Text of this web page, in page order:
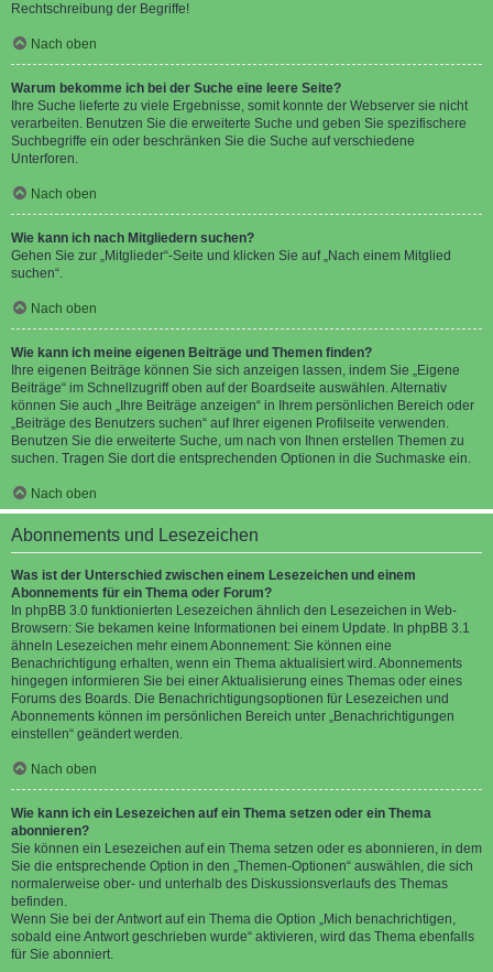
Rechtschreibung der Begriffe!
Nach oben
Warum bekomme ich bei der Suche eine leere Seite?
Ihre Suche lieferte zu viele Ergebnisse, somit konnte der Webserver sie nicht
verarbeiten. Benutzen Sie die erweiterte Suche und geben Sie spezifischere
Suchbegriffe ein oder beschränken Sie die Suche auf verschiedene
Unterforen.
Nach oben
Wie kann ich nach Mitgliedern suchen?
Gehen Sie zur „Mitglieder“-Seite und klicken Sie auf „Nach einem Mitglied
suchen“.
Nach oben
Wie kann ich meine eigenen Beiträge und Themen finden?
Ihre eigenen Beiträge können Sie sich anzeigen lassen, indem Sie „Eigene
Beiträge“ im Schnellzugriff oben auf der Boardseite auswählen. Alternativ
können Sie auch „Ihre Beiträge anzeigen“ in Ihrem persönlichen Bereich oder
„Beiträge des Benutzers suchen“ auf Ihrer eigenen Profilseite verwenden.
Benutzen Sie die erweiterte Suche, um nach von Ihnen erstellen Themen zu
suchen. Tragen Sie dort die entsprechenden Optionen in die Suchmaske ein.
Nach oben
Abonnements und Lesezeichen
Was ist der Unterschied zwischen einem Lesezeichen und einem
Abonnements für ein Thema oder Forum?
In phpBB 3.0 funktionierten Lesezeichen ähnlich den Lesezeichen in Web-
Browsern: Sie bekamen keine Informationen bei einem Update. In phpBB 3.1
ähneln Lesezeichen mehr einem Abonnement: Sie können eine
Benachrichtigung erhalten, wenn ein Thema aktualisiert wird. Abonnements
hingegen informieren Sie bei einer Aktualisierung eines Themas oder eines
Forums des Boards. Die Benachrichtigungsoptionen für Lesezeichen und
Abonnements können im persönlichen Bereich unter „Benachrichtigungen
einstellen“ geändert werden.
Nach oben
Wie kann ich ein Lesezeichen auf ein Thema setzen oder ein Thema
abonnieren?
Sie können ein Lesezeichen auf ein Thema setzen oder es abonnieren, in dem
Sie die entsprechende Option in den „Themen-Optionen“ auswählen, die sich
normalerweise ober- und unterhalb des Diskussionsverlaufs des Themas
befinden.
Wenn Sie bei der Antwort auf ein Thema die Option „Mich benachrichtigen,
sobald eine Antwort geschrieben wurde“ aktivieren, wird das Thema ebenfalls
für Sie abonniert.